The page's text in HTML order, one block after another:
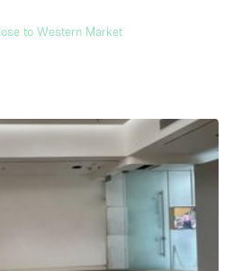
to Western Market